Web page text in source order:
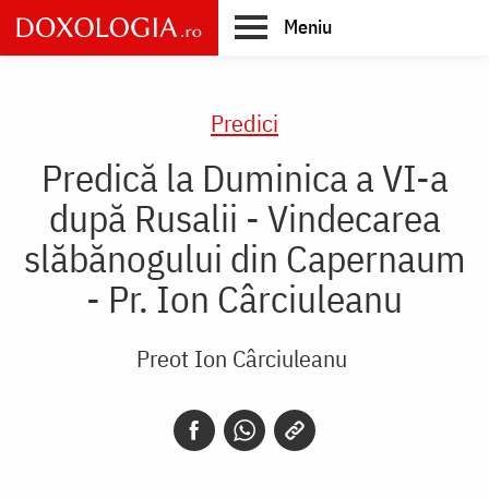
Skip
to
main
Meniu
Predici
Predică la Duminica a VI-a
după Rusalii - Vindecarea
slăbănogului din Capernaum
- Pr. Ion Cârciuleanu
Preot Ion Cârciuleanu